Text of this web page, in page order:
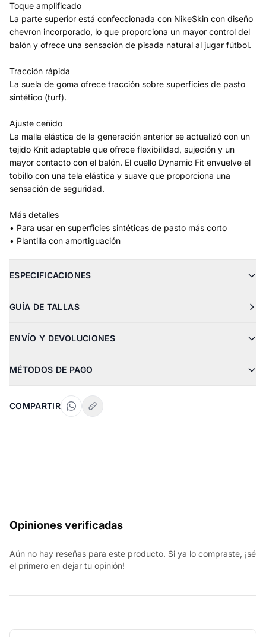
Toque amplificado
La parte superior está confeccionada con NikeSkin con diseño
chevron incorporado, lo que proporciona un mayor control del
balón y ofrece una sensación de pisada natural al jugar fútbol.
Tracción rápida
La suela de goma ofrece tracción sobre superficies de pasto
sintético (turf).
Ajuste ceñido
La malla elástica de la generación anterior se actualizó con un
tejido Knit adaptable que ofrece flexibilidad, sujeción y un
mayor contacto con el balón. El cuello Dynamic Fit envuelve el
tobillo con una tela elástica y suave que proporciona una
sensación de seguridad.
Más detalles
• Para usar en superficies sintéticas de pasto más corto
• Plantilla con amortiguación
ESPECIFICACIONES
GUÍA DE TALLAS
ENVÍO Y DEVOLUCIONES
MÉTODOS DE PAGO
COMPARTIR
Opiniones verificadas
Aún no hay reseñas para este producto. Si ya lo compraste, ¡sé
el primero en dejar tu opinión!